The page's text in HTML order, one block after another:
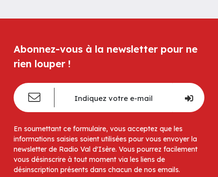
Abonnez-vous à la newsletter pour ne
rien louper !
En soumettant ce formulaire, vous acceptez que les
informations saisies soient utilisées pour vous envoyer la
newsletter de Radio Val d'Isère. Vous pourrez facilement
vous désinscrire à tout moment via les liens de
désinscription présents dans chacun de nos emails.